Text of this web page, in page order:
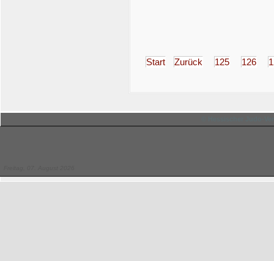
Start Zurück 125 126